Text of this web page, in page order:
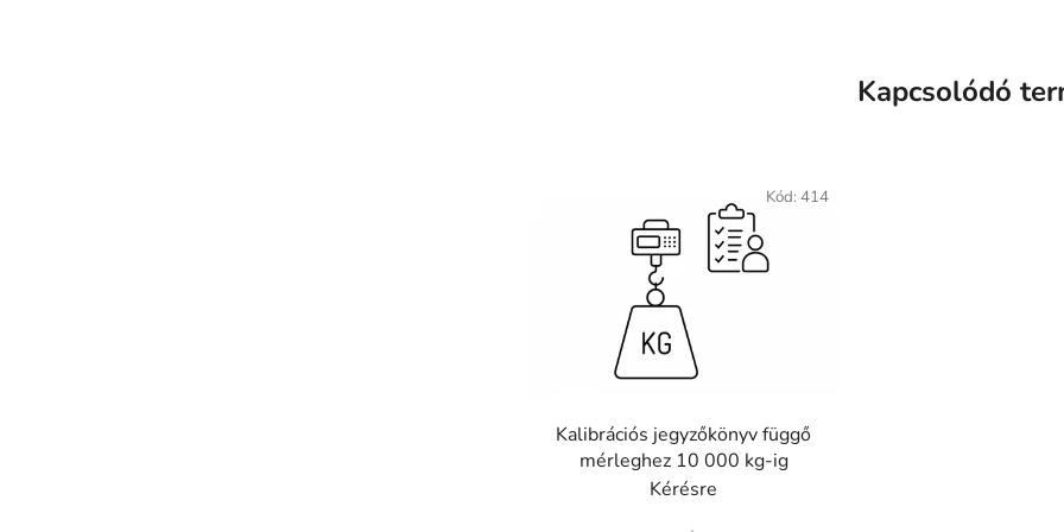
Kapcsolódó
Kalibrációs jegyzőkönyv függő
mérleghez 10 000 kg-ig
Kérésre
Kód: 414